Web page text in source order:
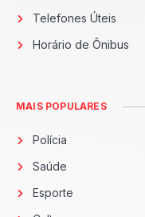
Telefones Úteis
Horário de Ônibus
MAIS POPULARES
Polícia
Saúde
Esporte